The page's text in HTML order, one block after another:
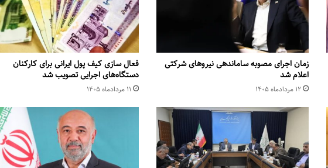
زمان اجرای مصوبه ساماندهی نیروهای شرکتی
اعلام شد
۱۲ مرداد‌ماه ۱۴۰۵
فعال سازی کیف پول ایرانی برای کارکنان
دستگاه‌های اجرایی تصویب شد
۱۱ مرداد‌ماه ۱۴۰۵